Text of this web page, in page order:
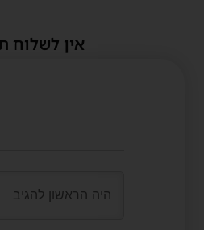
אין לשלוח